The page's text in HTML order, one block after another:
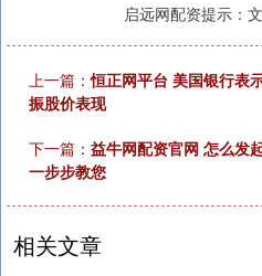
启远网配资提示：
上一篇：恒正网平台 美国银行表
振股价表现
下一篇： 益牛网配资官网 怎么发
一步步教您
相关文章